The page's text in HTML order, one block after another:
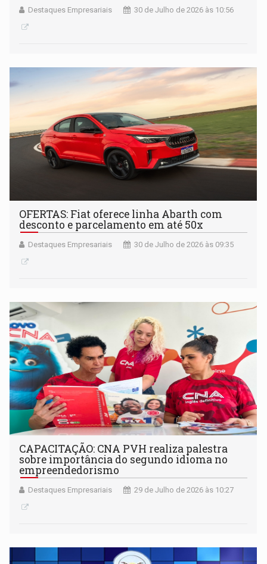
Destaques Empresariais 30 de Julho de 2026 às 10:56
OFERTAS: Fiat oferece linha Abarth com
desconto e parcelamento em até 50x
Destaques Empresariais 30 de Julho de 2026 às 09:35
CAPACITAÇÃO: CNA PVH realiza palestra
sobre importância do segundo idioma no
empreendedorismo
Destaques Empresariais 29 de Julho de 2026 às 10:27